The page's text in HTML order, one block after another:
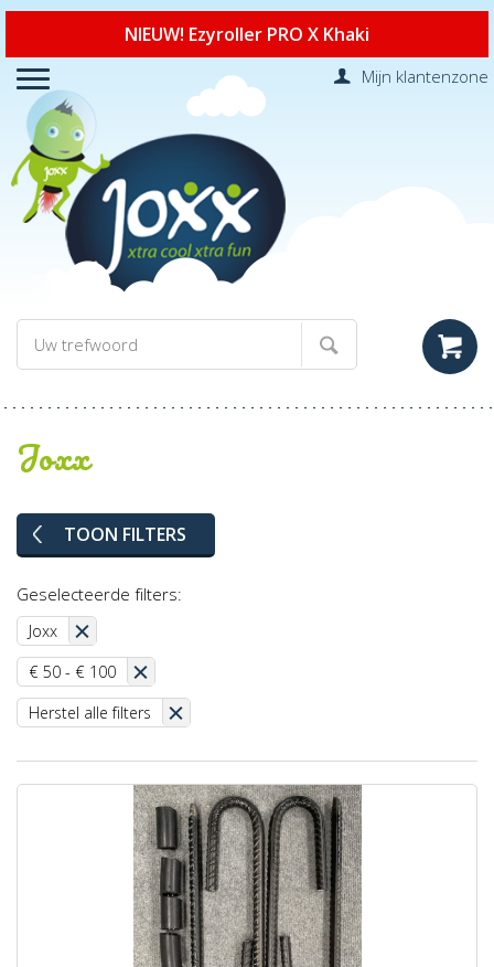
NIEUW! Ezyroller PRO X Khaki
Mijn klantenzone
Joxx
TOON FILTERS
Geselecteerde filters:
Joxx
€ 50 - € 100
Herstel alle filters